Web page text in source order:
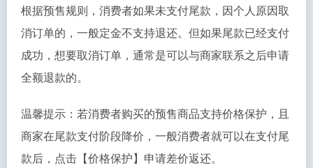
根据预售规则，消费者如果未支付尾款，因个人原因取
消订单的，一般定金不支持退还。但如果尾款已经支付
成功，想要取消订单，通常是可以与商家联系之后申请
全额退款的。
温馨提示：若消费者购买的预售商品支持价格保护，且
商家在尾款支付阶段降价，一般消费者就可以在支付尾
款后，点击【价格保护】申请差价返还。